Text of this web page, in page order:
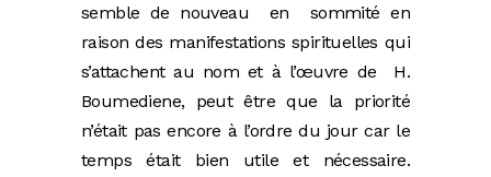
semble de nouveau en sommité en
raison des manifestations spirituelles qui
s’attachent au nom et à l’œuvre de H.
Boumediene, peut être que la priorité
n’était pas encore à l’ordre du jour car le
temps était bien utile et nécessaire.